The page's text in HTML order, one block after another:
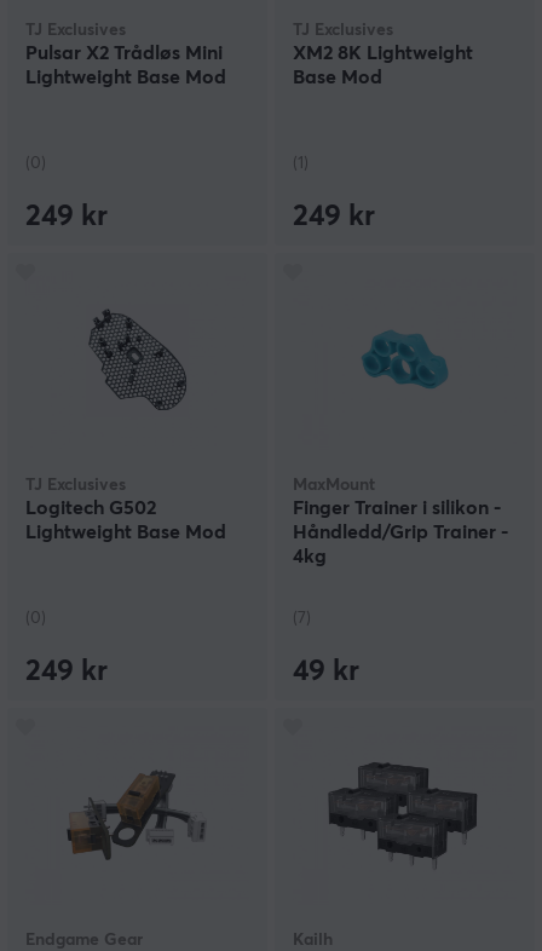
TJ Exclusives
Pulsar X2 Trådløs Mini
Lightweight Base Mod
(0)
249 kr
TJ Exclusives
XM2 8K Lightweight
Base Mod
(1)
249 kr
TJ Exclusives
Logitech G502
Lightweight Base Mod
(0)
249 kr
MaxMount
Finger Trainer i silikon -
Håndledd/Grip Trainer -
4kg
(7)
49 kr
Endgame Gear Kailh